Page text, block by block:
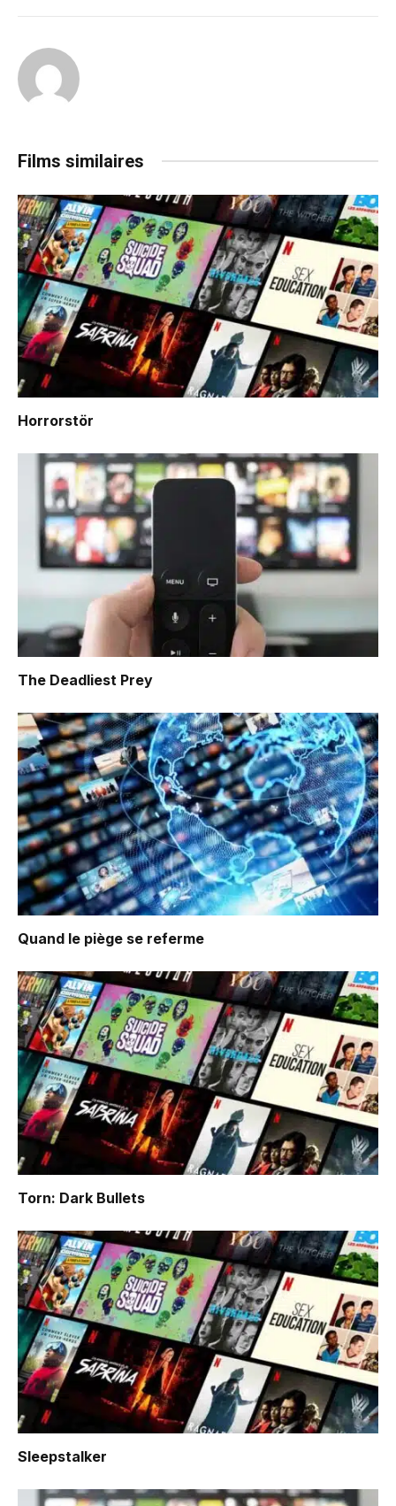
Films similaires
Horrorstör
The Deadliest Prey
Quand le piège se referme
Torn: Dark Bullets
Sleepstalker